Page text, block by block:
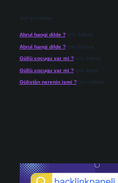
Son yorumlar
Abrul hangi dilde ?için admin
Abrul hangi dilde ?için Gülten
Güllü cocugu var mi ?için admin
Güllü cocugu var mi ?için Alper
Gülistân nerenin ismi ?için admin